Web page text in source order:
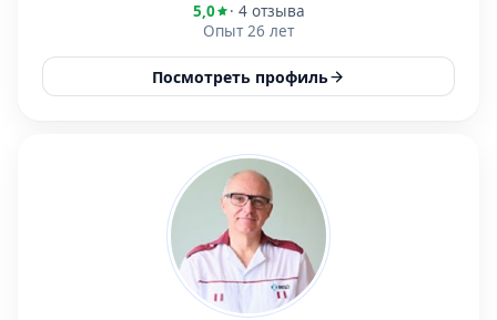
5,0
· 4 отзыва
Опыт 26 лет
Посмотреть профиль